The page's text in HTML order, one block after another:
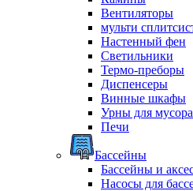
Вентиляторы
мульти
Настенный фен
Светильники
Термо-преборы
Диспенсеры
Винные шкафы
Урны для мусора
Печи
Бассейны
Бассейны и
Насосы для